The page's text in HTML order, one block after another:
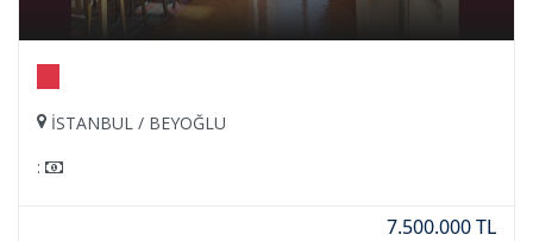
İSTANBUL / BEYOĞLU
:
7.500.000 TL